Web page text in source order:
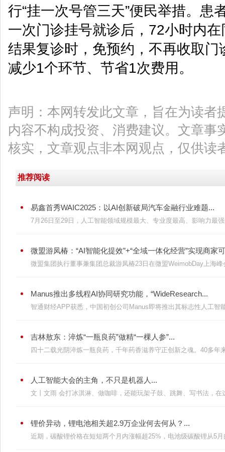
行“挂一次号管三天”便民举措。患
一次门诊挂号就诊后，72小时内
结果复诊时，免预约，不再收取
减少1个环节、节省1次费用。
声明：本网转发此文章，旨在为读者
内容不构成投资、消费建议。文章事
核实，文章观点非本网观点，仅供读
推荐阅读
易鑫首秀WAIC2025：以AI创新破局汽车金融行业难题...
7月26日至29日，人工智能领域规模最大、专业度最高、影响力最
微盟游凤椿：“AI智能化提效”+“全域一体化经营”实现商家
微盟集团执行董事兼集团总裁游凤椿23日在微盟WeimobDay上海
Manus推出多线程AI协同研究功能，“WideResearch...
智通财经APP获悉，中国初创公司Manus即将推出其标志性人工智
吉林敖东：淬炼“一瓶良药”做精“一棵人参”...
四十二载光阴淬炼一瓶良药，千年药香滋养守正创新之魂。40多年
人工智能大会的主角，不只是机器人...
文丨文雨 会打冰淇淋、做咖啡，还能玩架子鼓、跳舞、写书法，在
锂价异动，锂电池相关超2.9万企业何去何从？...
近期，碳酸锂价格在短短两个月内涨幅超25%，电池级碳酸锂从5